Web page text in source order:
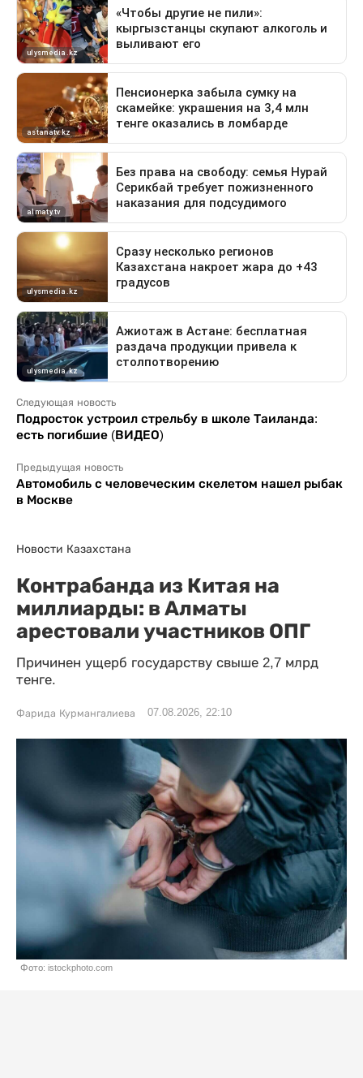
Следующая новость
Подросток устроил стрельбу в школе Таиланда:
есть погибшие (ВИДЕО)
Предыдущая новость
Автомобиль с человеческим скелетом нашел рыбак
в Москве
Новости Казахстана
Контрабанда из Китая на
миллиарды: в Алматы
арестовали участников ОПГ
Причинен ущерб государству свыше 2,7 млрд
тенге.
Фарида Курмангалиева 07.08.2026, 22:10
Фото: istockphoto.com